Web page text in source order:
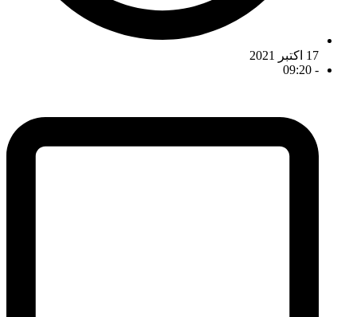
17 اکتبر 2021
-
09:20